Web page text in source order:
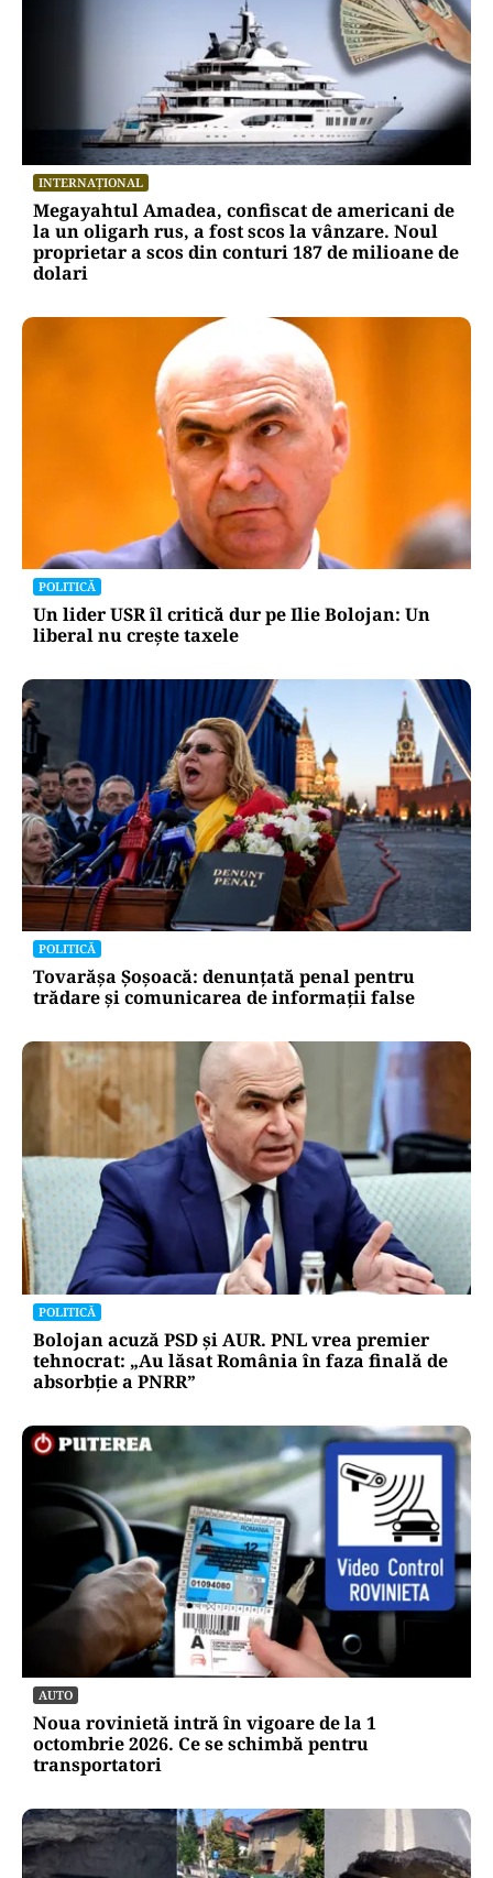
INTERNAȚIONAL
Megayahtul Amadea, confiscat de americani de
la un oligarh rus, a fost scos la vânzare. Noul
proprietar a scos din conturi 187 de milioane de
dolari
POLITICĂ
Un lider USR îl critică dur pe Ilie Bolojan: Un
liberal nu crește taxele
POLITICĂ
Tovarășa Șoșoacă: denunțată penal pentru
trădare și comunicarea de informații false
POLITICĂ
Bolojan acuză PSD și AUR. PNL vrea premier
tehnocrat: „Au lăsat România în faza finală de
absorbţie a PNRR”
AUTO
Noua rovinietă intră în vigoare de la 1
octombrie 2026. Ce se schimbă pentru
transportatori